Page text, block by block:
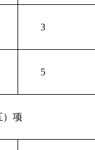
3
5
）项